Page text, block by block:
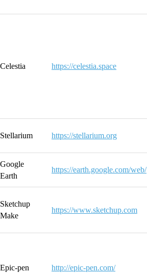
Celestia https://celestia.space
Stellarium https://stellarium.org
Google
Earth
https://earth.google.com/web/
Sketchup
Make
https://www.sketchup.com
Epic-pen http://epic-pen.com/